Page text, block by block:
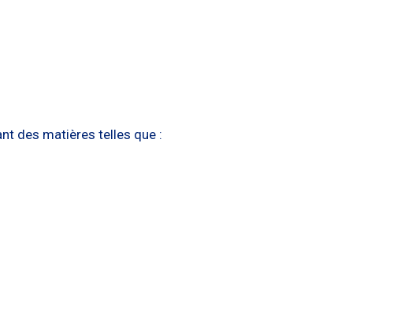
des matières telles que :